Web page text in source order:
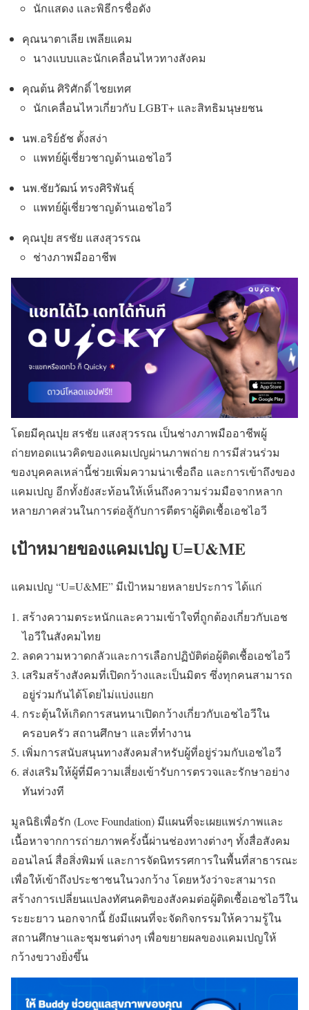
นักแสดง และพิธีกรชื่อดัง
คุณนาตาเลีย เพลียแคม
นางแบบและนักเคลื่อนไหวทางสังคม
คุณต้น ศิริศักดิ์ ไชยเทศ
นักเคลื่อนไหวเกี่ยวกับ LGBT+ และสิทธิมนุษยชน
นพ.อริย์ธัช ตั้งสง่า
แพทย์ผู้เชี่ยวชาญด้านเอชไอวี
นพ.ชัยวัฒน์ ทรงศิริพันธุ์
แพทย์ผู้เชี่ยวชาญด้านเอชไอวี
คุณปุย สรชัย แสงสุวรรณ
ช่างภาพมืออาชีพ
โดยมีคุณปุย สรชัย แสงสุวรรณ เป็นช่างภาพมืออาชีพผู้
ถ่ายทอดแนวคิดของแคมเปญผ่านภาพถ่าย การมีส่วนร่วม
ของบุคคลเหล่านี้ช่วยเพิ่มความน่าเชื่อถือ และการเข้าถึงของ
แคมเปญ อีกทั้งยังสะท้อนให้เห็นถึงความร่วมมือจากหลาก
หลายภาคส่วนในการต่อสู้กับการตีตราผู้ติดเชื้อเอชไอวี
เป้าหมายของแคมเปญ U=U&ME
แคมเปญ “U=U&ME” มีเป้าหมายหลายประการ ได้แก่
สร้างความตระหนักและความเข้าใจที่ถูกต้องเกี่ยวกับเอช
ไอวีในสังคมไทย
ลดความหวาดกลัวและการเลือกปฏิบัติต่อผู้ติดเชื้อเอชไอวี
เสริมสร้างสังคมที่เปิดกว้างและเป็นมิตร ซึ่งทุกคนสามารถ
อยู่ร่วมกันได้โดยไม่แบ่งแยก
กระตุ้นให้เกิดการสนทนาเปิดกว้างเกี่ยวกับเอชไอวีใน
ครอบครัว สถานศึกษา และที่ทำงาน
เพิ่มการสนับสนุนทางสังคมสำหรับผู้ที่อยู่ร่วมกับเอชไอวี
ส่งเสริมให้ผู้ที่มีความเสี่ยงเข้ารับการตรวจและรักษาอย่าง
ทันท่วงที
มูลนิธิเพื่อรัก (Love Foundation) มีแผนที่จะเผยแพร่ภาพและ
เนื้อหาจากการถ่ายภาพครั้งนี้ผ่านช่องทางต่างๆ ทั้งสื่อสังคม
ออนไลน์ สื่อสิ่งพิมพ์ และการจัดนิทรรศการในพื้นที่สาธารณะ
เพื่อให้เข้าถึงประชาชนในวงกว้าง โดยหวังว่าจะสามารถ
สร้างการเปลี่ยนแปลงทัศนคติของสังคมต่อผู้ติดเชื้อเอชไอวีใน
ระยะยาว นอกจากนี้ ยังมีแผนที่จะจัดกิจกรรมให้ความรู้ใน
สถานศึกษาและชุมชนต่างๆ เพื่อขยายผลของแคมเปญให้
กว้างขวางยิ่งขึ้น